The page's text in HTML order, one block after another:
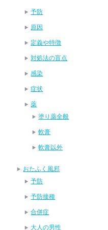
予防
原因
定義や特徴
対処法の盲点
感染
症状
薬
塗り薬全般
軟膏
軟膏以外
おたふく風邪
予防
予防接種
合併症
大人の男性